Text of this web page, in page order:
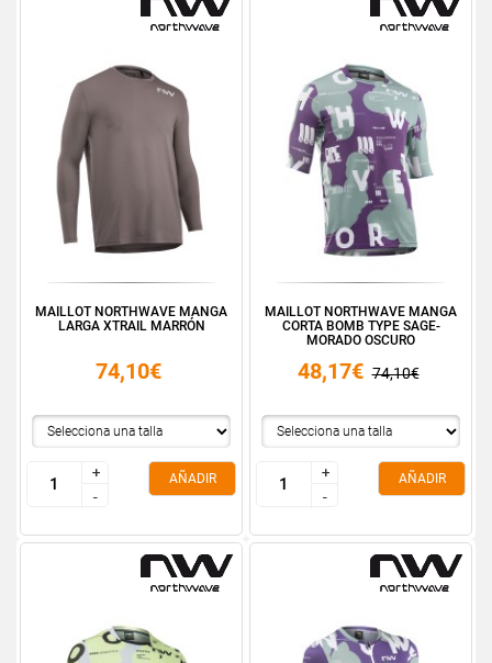
MAILLOT NORTHWAVE MANGA
LARGA XTRAIL MARRÓN
74,10€
+
-
+
-
AÑADIR
MAILLOT NORTHWAVE MANGA
CORTA BOMB TYPE SAGE-
MORADO OSCURO
48,17€ 74,10€
+
-
+
-
AÑADIR